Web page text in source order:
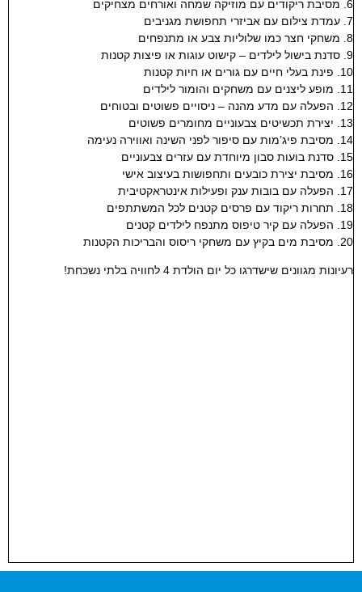
6. מסיבת ריקודים עם מוזיקה שמחה ואורחים מצחיקים
7. עמדת צילום עם אביזרי תחפושת מגניבים
8. משחקי חצר כמו שלוליות צבע או מתנפחים
9. סדנת בישול לילדים – קישוט עוגות או פיצות קטנות
10. פינת בעלי חיים עם גורים או חיות קטנות
11. מופע ליצנים עם משחקים והומור לילדים
12. הפעלה עם מדע מהנה – ניסויים פשוטים ובטוחים
13. יצירת תכשיטים צבעוניים מחומרים פשוטים
14. מסיבת פיג’מות עם סיפור לפני השינה ואווירה נעימה
15. סדנת בועות סבון מיוחדת עם עזרים צבעוניים
16. מסיבת יצירת כובעים ותחפושות בעיצוב אישי
17. הפעלה עם בובות ענק ופעילות אינטראקטיבית
18. תחרות ריקוד עם פרסים קטנים לכל המשתתפים
19. הפעלה עם קיר טיפוס מתנפח לילדים קטנים
20. מסיבת מים בקיץ עם משחקי ריסוס והבריכות הקטנות
רעיונות מגוונים שישדרגו כל יום הולדת 4 לחוויה בלתי נשכחת!